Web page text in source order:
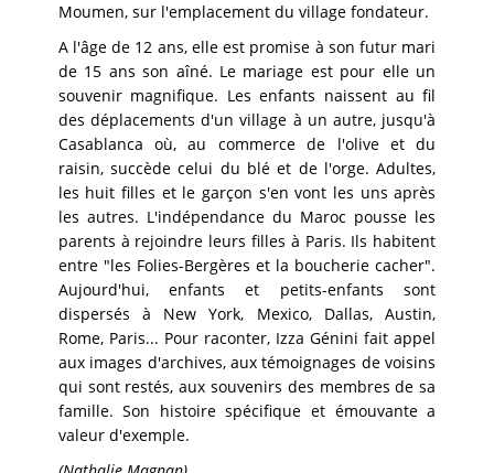
Moumen, sur l'emplacement du village fondateur.
A l'âge de 12 ans, elle est promise à son futur mari
de 15 ans son aîné. Le mariage est pour elle un
souvenir magnifique. Les enfants naissent au fil
des déplacements d'un village à un autre, jusqu'à
Casablanca où, au commerce de l'olive et du
raisin, succède celui du blé et de l'orge. Adultes,
les huit filles et le garçon s'en vont les uns après
les autres. L'indépendance du Maroc pousse les
parents à rejoindre leurs filles à Paris. Ils habitent
entre "les Folies-Bergères et la boucherie cacher".
Aujourd'hui, enfants et petits-enfants sont
dispersés à New York, Mexico, Dallas, Austin,
Rome, Paris... Pour raconter, Izza Génini fait appel
aux images d'archives, aux témoignages de voisins
qui sont restés, aux souvenirs des membres de sa
famille. Son histoire spécifique et émouvante a
valeur d'exemple.